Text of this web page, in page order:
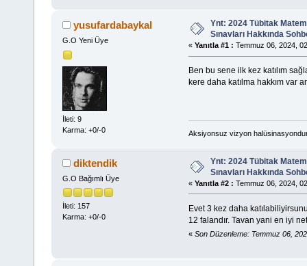
yusufardabaykal
G.O Yeni Üye
İleti: 9
Karma: +0/-0
Ynt: 2024 Tübitak
Sınavları Hakkında
« Yanıtla #1 : Temmuz 06, 2024,
Ben bu sene ilk kez katılım
kere daha katılma hakkım var
Aksiyonsuz vizyon
diktendik
G.O Bağımlı Üye
İleti: 157
Karma: +0/-0
Ynt: 2024 Tübitak
Sınavları Hakkında
« Yanıtla #2 : Temmuz 06, 2024,
Evet 3 kez daha
12 falandır. Tavan yani en iyi
« Son Düzenleme: Temmuz 06,